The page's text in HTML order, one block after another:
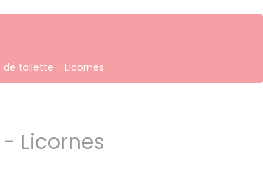
de toilette - Licornes
Licornes